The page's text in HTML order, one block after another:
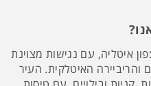
איטליה, עם נגישות מצוינת
והריביירה האיטלקית. העיר